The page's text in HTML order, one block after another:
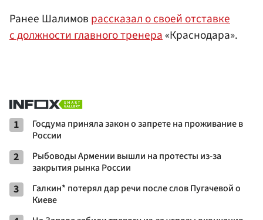
Ранее Шалимов рассказал о своей отставке
с должности главного тренера«Краснодара».
1
Госдума приняла закон о запрете на проживание в
России
2
Рыбоводы Армении вышли на протесты из-за
закрытия рынка России
3
Галкин* потерял дар речи после слов Пугачевой о
Киеве